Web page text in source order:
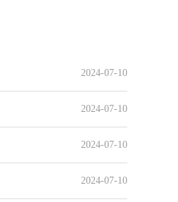
2024-07-10
2024-07-10
2024-07-10
2024-07-10